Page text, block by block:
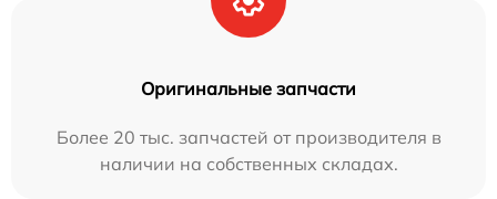
Оригинальные запчасти
Более 20 тыс. запчастей от производителя в
наличии на собственных складах.